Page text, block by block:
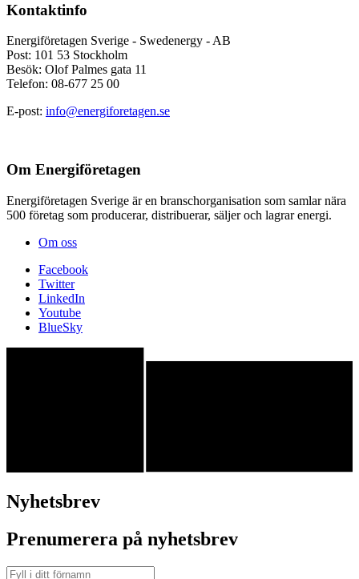
Kontaktinfo
Energiföretagen Sverige - Swedenergy - AB
Post: 101 53 Stockholm
Besök: Olof Palmes gata 11
Telefon: 08-677 25 00
E-post: info@energiforetagen.se
Om Energiföretagen
Energiföretagen Sverige är en branschorganisation som samlar nära
500 företag som producerar, distribuerar, säljer och lagrar energi.
Om oss
Facebook
Twitter
LinkedIn
Youtube
BlueSky
Nyhetsbrev
Prenumerera på nyhetsbrev